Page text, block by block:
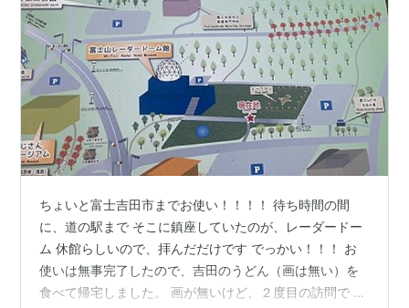
ちょいと富士吉田市までお使い！！！！ 待ち時間の間
に、道の駅まで そこに鎮座していたのが、レーダードー
ム 休館らしいので、拝んだだけです でっかい！！！ お
使いは無事完了したので、吉田のうどん（画は無い）を
食べて帰宅しました。 画が無いけど、２度目の訪問で 手